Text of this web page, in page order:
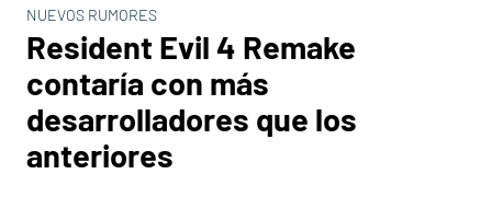
NUEVOS RUMORES
Resident Evil 4 Remake
contaría con más
desarrolladores que los
anteriores